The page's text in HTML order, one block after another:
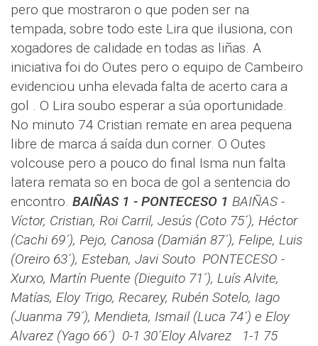
pero que mostraron o que poden ser na
tempada, sobre todo este Lira que ilusiona, con
xogadores de calidade en todas as liñas. A
iniciativa foi do Outes pero o equipo de Cambeiro
evidenciou unha elevada falta de acerto cara a
gol . O Lira soubo esperar a súa oportunidade.
No minuto 74 Cristian remate en area pequena
libre de marca á saída dun corner. O Outes
volcouse pero a pouco do final Isma nun falta
latera remata so en boca de gol a sentencia do
encontro. BAIÑAS 1 - PONTECESO 1 BAIÑAS -
Víctor, Cristian, Roi Carril, Jesús (Coto 75´), Héctor
(Cachi 69´), Pejo, Canosa (Damián 87´), Felipe, Luis
(Oreiro 63´), Esteban, Javi Souto PONTECESO -
Xurxo, Martín Puente (Dieguito 71´), Luís Alvite,
Matías, Eloy Trigo, Recarey, Rubén Sotelo, Iago
(Juanma 79´), Mendieta, Ismail (Luca 74´) e Eloy
Alvarez (Yago 66´) 0-1 30´Eloy Alvarez 1-1 75